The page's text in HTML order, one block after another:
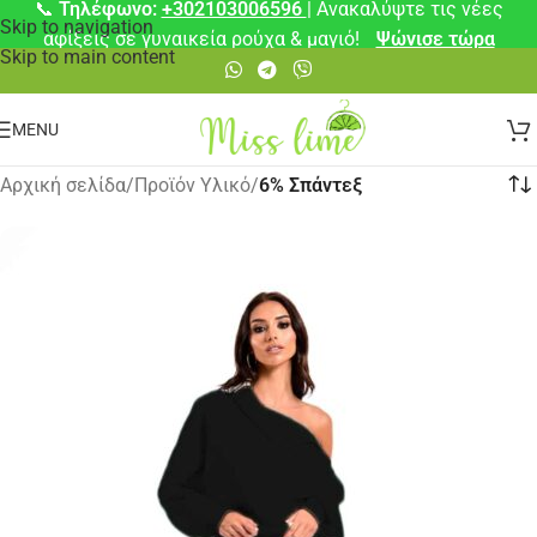
Skip to navigation
Skip to main content
📞 Τηλέφωνο: +302103006596 | Ανακαλύψτε τις νέες
αφίξεις σε γυναικεία ρούχα & μαγιό!
Ψώνισε τώρα
MENU
Αρχική σελίδα/Προϊόν Υλικό/6% Σπάντεξ